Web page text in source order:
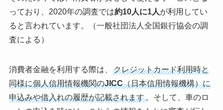
っており、2020年の調査では約10人に1人が利用してい
ると言われています。（一般社団法人全国銀行協会の調
査による）
消費者金融を利用する際は、
クレジットカード利用時と
同様に個人信用情報機関のJICC（日本信用情報機構）に
申込みや借入れの履歴が記載されます。そして、車のロ